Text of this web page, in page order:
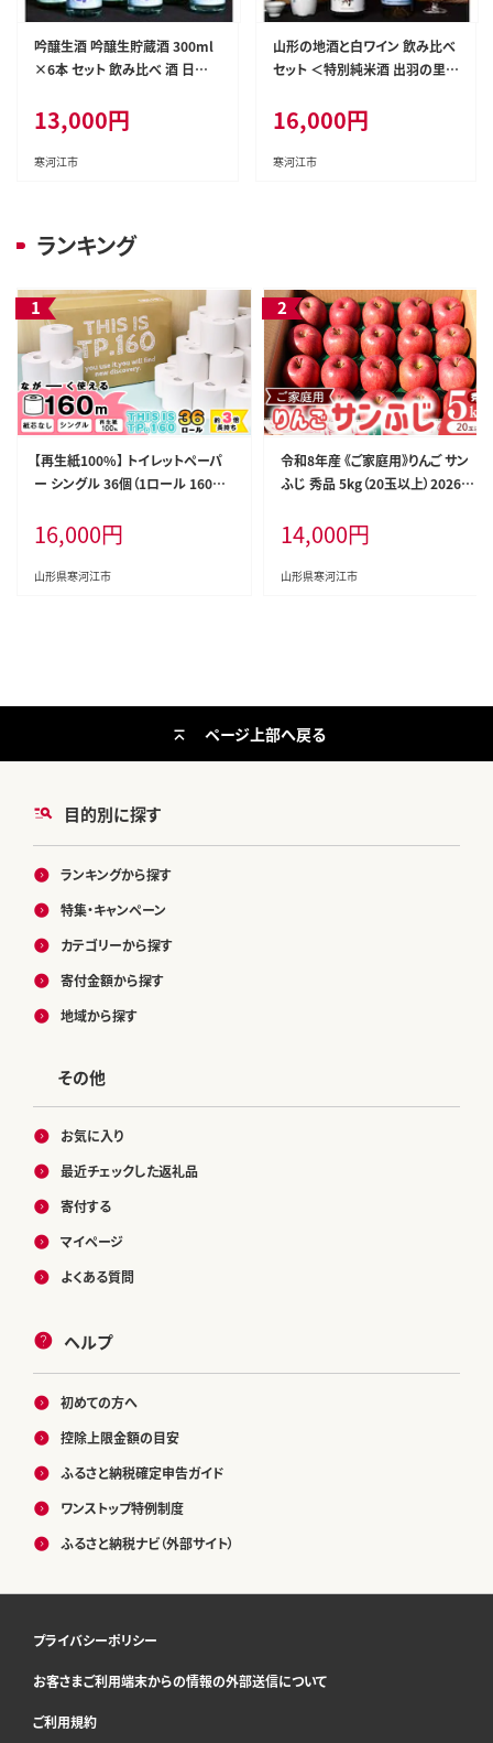
吟醸生酒 吟醸生貯蔵酒 300ml
×6本 セット 飲み比べ 酒 日本
形 013-E-CK005
13,000円
寒河江市
山形の地酒と白ワイン 飲み比べ
セット ＜特別純米酒 出羽の里・
ジ＞（720ml×2本） 016-E-CK
16,000円
寒河江市
ランキング
【再生紙100%】 トイレットペーパ
ー シングル 36個（1ロール 160m
雇用事業所支援品】 SDGs エコ サ
ステナブル 国内製造 016-H-BK01
1
16,000円
山形県寒河江市
令和8年産 《ご家庭用》りんご サン
ふじ 秀品 5kg（20玉以上）2026年
から下旬頃発送予定】 014-B-HK0
14,000円
山形県寒河江市
目的別に探す
ランキングから探す
特集・キャンペーン
カテゴリーから探す
寄付金額から探す
地域から探す
その他
お気に入り
最近チェックした返礼品
寄付する
マイページ
よくある質問
ヘルプ
初めての方へ
控除上限金額の目安
ふるさと納税確定申告ガイド
ワンストップ特例制度
ふるさと納税ナビ（外部サイト）
ページ上部へ戻る
プライバシーポリシー
お客さまご利用端末からの情報の外部送信について
ご利用規約